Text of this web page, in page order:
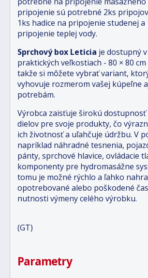
pripojenie sú potrebné 2ks
1ks hadice na pripojenie studenej a
pripojenie teplej vody.
Sprchový box Leticia je dostupný
praktických veľkostiach - 80 × 80 cm
takže si môžete vybrať variant,
vyhovuje rozmerom vašej kúpeľne
potrebám.
Výrobca zaisťuje širokú dostupnosť
dielov pre svoje produkty, čo
ich životnosť a uľahčuje údržbu. V
napríklad náhradné tesnenia,
pánty, sprchové hlavice, ovládacie
komponenty pre hydromasážne
tomu je možné rýchlo a ľahko
opotrebované alebo poškodené
nutnosti výmeny celého výrobku.
(GT)
Parametry